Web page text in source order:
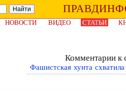
НОВОСТИ ВИДЕО СТАТЬИ
Комментарии к
Фашистская хунта